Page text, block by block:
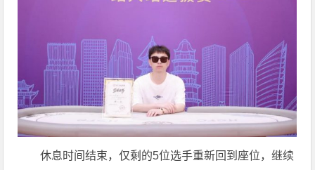
休息时间结束，仅剩的5位选手重新回到座位，继续